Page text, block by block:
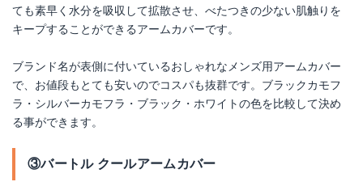
ても素早く水分を吸収して拡散させ、べたつきの少ない肌触りを
キープすることができるアームカバーです。
ブランド名が表側に付いているおしゃれなメンズ用アームカバー
で、お値段もとても安いのでコスパも抜群です。ブラックカモフ
ラ・シルバーカモフラ・ブラック・ホワイトの色を比較して決め
る事ができます。
③バートル クールアームカバー